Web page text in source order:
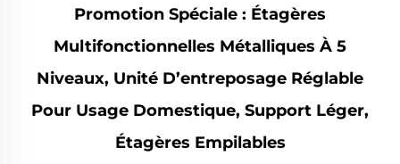
Promotion Spéciale : Étagères
Multifonctionnelles Métalliques À 5
Niveaux, Unité D’entreposage Réglable
Pour Usage Domestique, Support Léger,
Étagères Empilables